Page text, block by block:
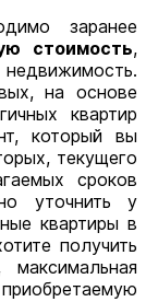
заранее
стоимость,
на основе
квартир
который вы
текущего
сроков
уточнить у
квартиры в
получить